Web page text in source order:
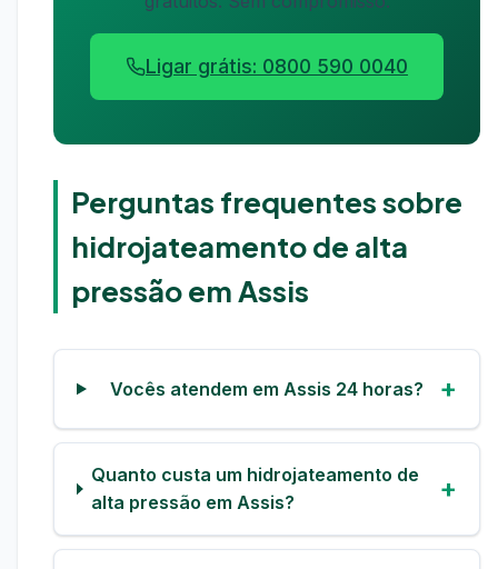
Ligar grátis: 0800 590 0040
Perguntas frequentes sobre
hidrojateamento de alta
pressão em Assis
Vocês atendem em Assis 24 horas?
Quanto custa um hidrojateamento de
alta pressão em Assis?